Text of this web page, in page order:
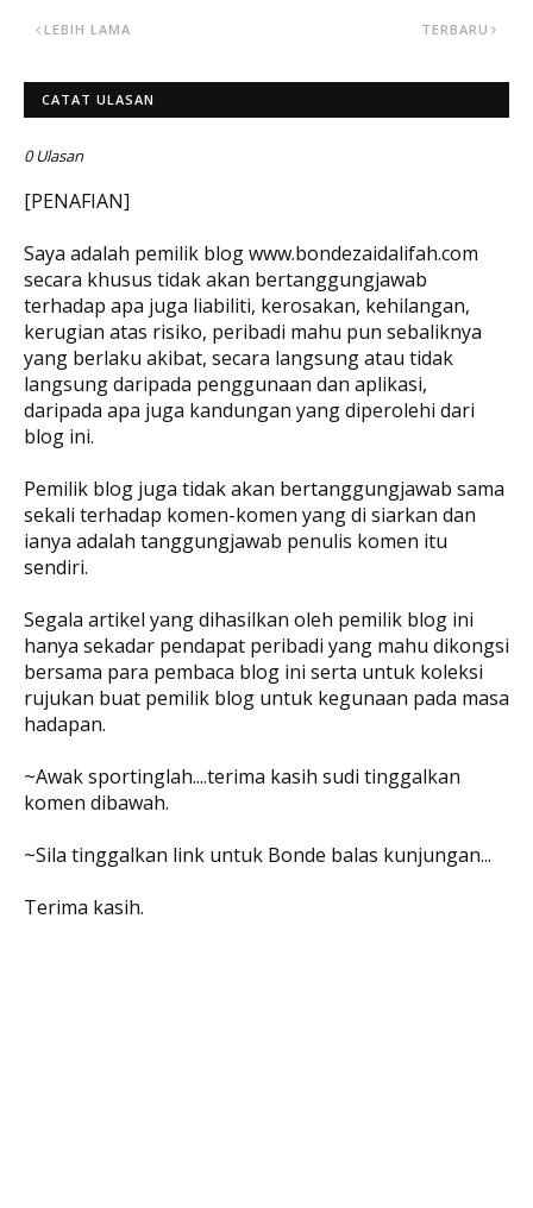
TERBARU
LEBIH LAMA
CATAT ULASAN
0 Ulasan
[PENAFIAN]
Saya adalah pemilik blog www.bondezaidalifah.com
secara khusus tidak akan bertanggungjawab
terhadap apa juga liabiliti, kerosakan, kehilangan,
kerugian atas risiko, peribadi mahu pun sebaliknya
yang berlaku akibat, secara langsung atau tidak
langsung daripada penggunaan dan aplikasi,
daripada apa juga kandungan yang diperolehi dari
blog ini.
Pemilik blog juga tidak akan bertanggungjawab sama
sekali terhadap komen-komen yang di siarkan dan
ianya adalah tanggungjawab penulis komen itu
sendiri.
Segala artikel yang dihasilkan oleh pemilik blog ini
hanya sekadar pendapat peribadi yang mahu dikongsi
bersama para pembaca blog ini serta untuk koleksi
rujukan buat pemilik blog untuk kegunaan pada masa
hadapan.
~Awak sportinglah....terima kasih sudi tinggalkan
komen dibawah.
~Sila tinggalkan link untuk Bonde balas kunjungan...
Terima kasih.